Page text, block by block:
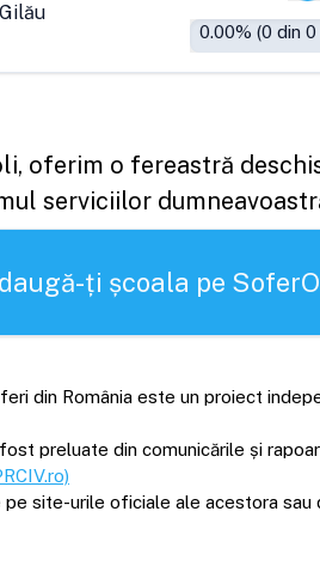
Gilău
0.00% (0 din 0
oferim o fereastră
serviciilor
ți școala pe
din România este un proiect
preluate din comunicările și
site-urile oficiale ale acestora sau